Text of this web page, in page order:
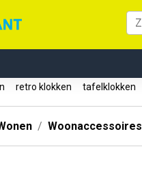
retro klokken tafelklokken
Woonaccessoires